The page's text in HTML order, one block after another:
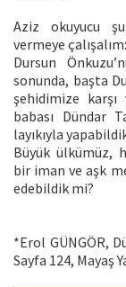
Aziz okuyucu şu
vermeye çalışalım:
Dursun
sonunda, başta
şehidimize
babası Dündar
layıkıyla
Büyük ülkümüz,
bir iman ve aşk
edebildik mi?
*Erol GÜNGÖR,
Sayfa 124, Mayaş